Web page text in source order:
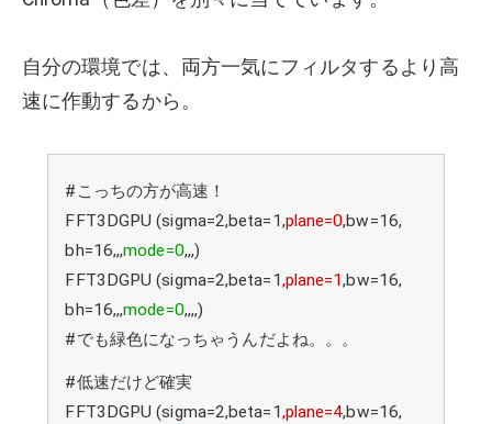
自分の環境では、両方一気にフィルタするより高
速に作動するから。
#こっちの方が高速！
FFT3DGPU (sigma=2,beta=1,plane=0,bw=16,
bh=16,,,mode=0,,,)
FFT3DGPU (sigma=2,beta=1,plane=1,bw=16,
bh=16,,,mode=0,,,,)
#でも緑色になっちゃうんだよね。。。
#低速だけど確実
FFT3DGPU (sigma=2,beta=1,plane=4,bw=16,